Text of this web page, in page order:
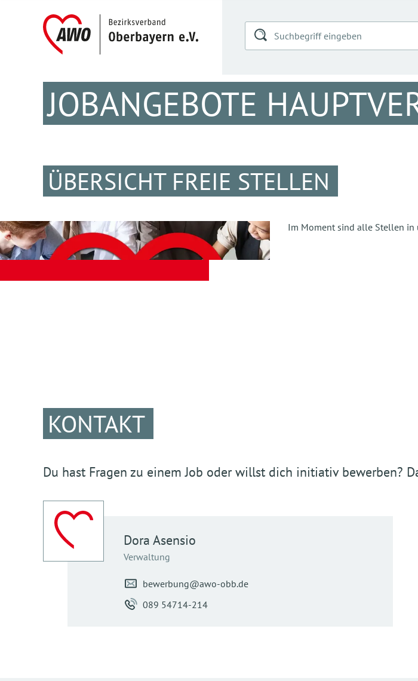
JOBANGEBOTE
ÜBERSICHT FREIE STELLEN
Im Moment sind alle Stellen in
KONTAKT
Du hast Fragen zu einem Job oder willst dich initiativ bewerben?
Dora Asensio
Verwaltung
bewerbung@awo-obb.de
089 54714-214